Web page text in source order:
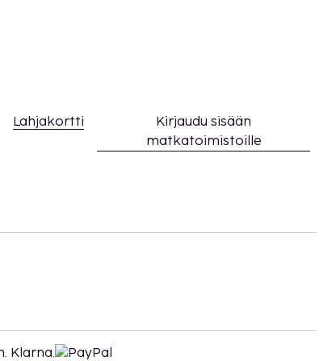
Lahjakortti
Kirjaudu sisään
matkatoimistoille